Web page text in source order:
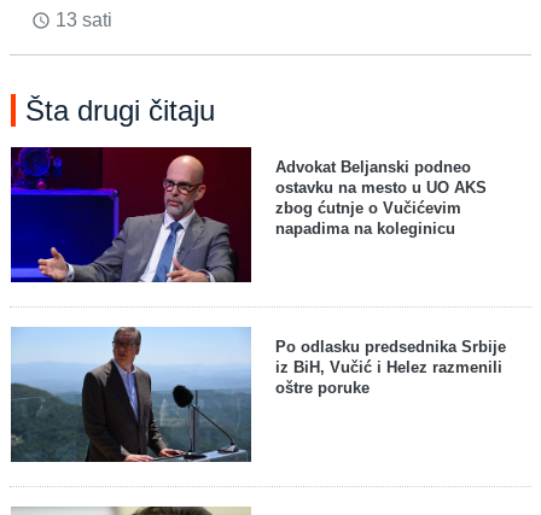
access_time 13 sati
Šta drugi čitaju
Advokat Beljanski podneo
ostavku na mesto u UO AKS
zbog ćutnje o Vučićevim
napadima na koleginicu
Po odlasku predsednika Srbije
iz BiH, Vučić i Helez razmenili
oštre poruke